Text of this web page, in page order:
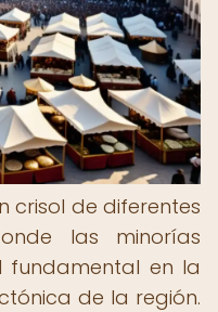
crisol de diferentes
las minorías
fundamental en la
de la región.